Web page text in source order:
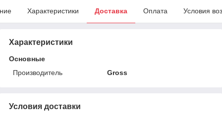
Характеристики Доставка Оплата Условия
Характеристики
Основные
Производитель
Gross
Условия доставки